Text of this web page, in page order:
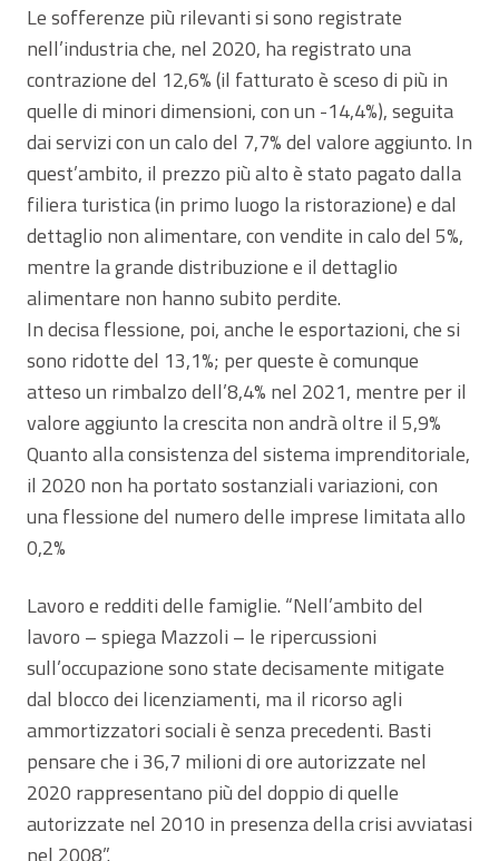
Le sofferenze più rilevanti si sono registrate
nell’industria che, nel 2020, ha registrato una
contrazione del 12,6% (il fatturato è sceso di più in
quelle di minori dimensioni, con un -14,4%), seguita
dai servizi con un calo del 7,7% del valore aggiunto. In
quest’ambito, il prezzo più alto è stato pagato dalla
filiera turistica (in primo luogo la ristorazione) e dal
dettaglio non alimentare, con vendite in calo del 5%,
mentre la grande distribuzione e il dettaglio
alimentare non hanno subito perdite.
In decisa flessione, poi, anche le esportazioni, che si
sono ridotte del 13,1%; per queste è comunque
atteso un rimbalzo dell’8,4% nel 2021, mentre per il
valore aggiunto la crescita non andrà oltre il 5,9%
Quanto alla consistenza del sistema imprenditoriale,
il 2020 non ha portato sostanziali variazioni, con
una flessione del numero delle imprese limitata allo
0,2%
Lavoro e redditi delle famiglie. “Nell’ambito del
lavoro – spiega Mazzoli – le ripercussioni
sull’occupazione sono state decisamente mitigate
dal blocco dei licenziamenti, ma il ricorso agli
ammortizzatori sociali è senza precedenti. Basti
pensare che i 36,7 milioni di ore autorizzate nel
2020 rappresentano più del doppio di quelle
autorizzate nel 2010 in presenza della crisi avviatasi
nel 2008”.